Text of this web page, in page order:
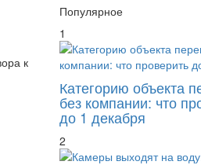
к
Популярное
1
Категорию объекта
без компании: что
до 1 декабря
2